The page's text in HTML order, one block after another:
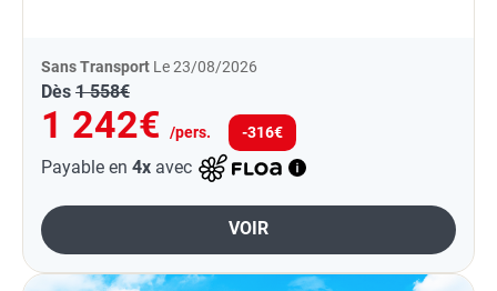
Sans Transport Le 23/08/2026
Dès 1 558€
1 242€ /pers. -316€
Payable en 4x avec
VOIR